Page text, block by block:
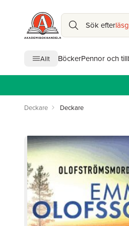
Sök efter
Allt BöckerPennor och
Deckare Deckare